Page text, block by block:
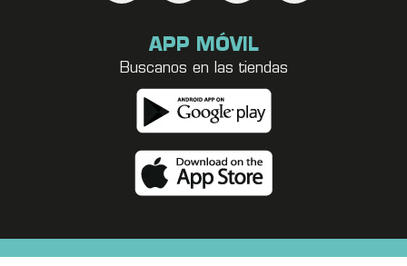
APP MÓVIL
Buscanos en las tiendas